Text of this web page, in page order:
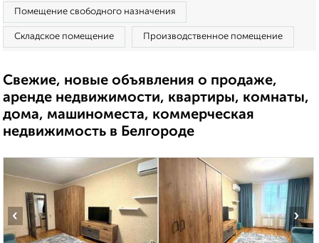
Помещение свободного назначения
Складское помещение Производственное помещение
Свежие, новые объявления о продаже,
аренде недвижимости, квартиры, комнаты,
дома, машиноместа, коммерческая
недвижимость в Белгороде
‹ ›